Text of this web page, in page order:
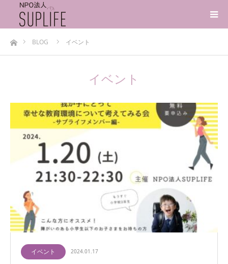
ホームBLOG イベント
イベント
イベント 2024.01.17